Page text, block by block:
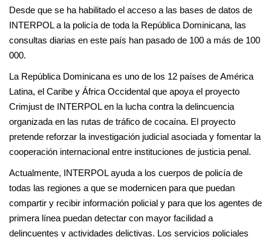
Desde que se ha habilitado el acceso a las bases de datos de
INTERPOL a la policía de toda la República Dominicana, las
consultas diarias en este país han pasado de 100 a más de 100
000.
La República Dominicana es uno de los 12 países de América
Latina, el Caribe y África Occidental que apoya el proyecto
Crimjust de INTERPOL en la lucha contra la delincuencia
organizada en las rutas de tráfico de cocaína. El proyecto
pretende reforzar la investigación judicial asociada y fomentar la
cooperación internacional entre instituciones de justicia penal.
Actualmente, INTERPOL ayuda a los cuerpos de policía de
todas las regiones a que se modernicen para que puedan
compartir y recibir información policial y para que los agentes de
primera línea puedan detectar con mayor facilidad a
delincuentes y actividades delictivas. Los servicios policiales